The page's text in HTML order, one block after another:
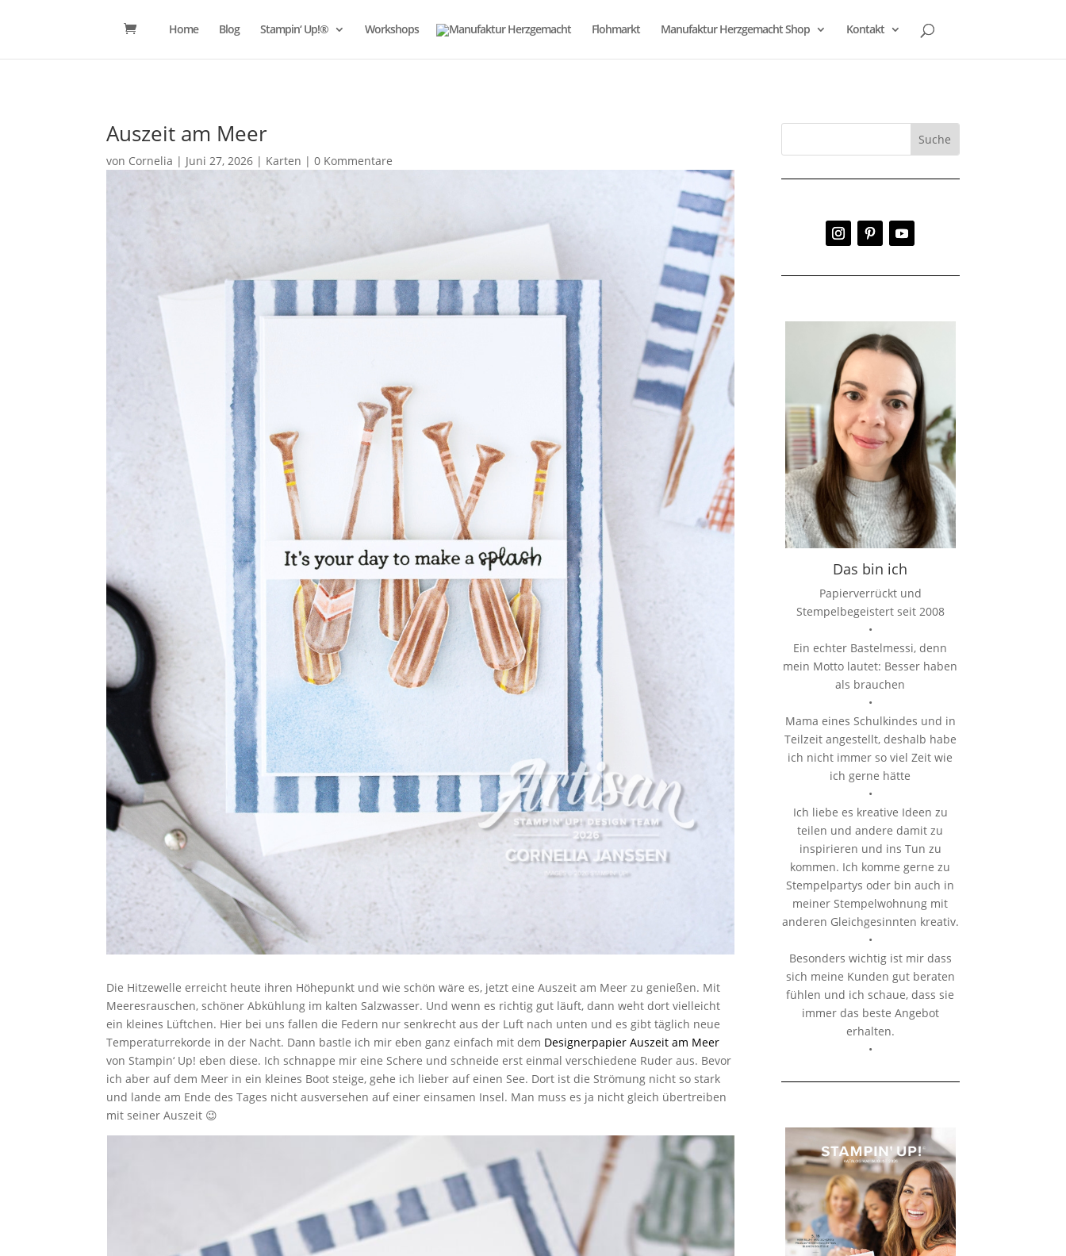
Home Blog Stampin‘ Up!® Workshops Flohmarkt Manufaktur Herzgemacht Shop Kontakt
Auszeit am Meer
von Cornelia | Juni 27, 2026 | Karten |0 Kommentare
Die Hitzewelle erreicht heute ihren Höhepunkt und wie schön wäre es, jetzt eine Auszeit am Meer zu genießen. Mit
Meeresrauschen, schöner Abkühlung im kalten Salzwasser. Und wenn es richtig gut läuft, dann weht dort vielleicht
ein kleines Lüftchen. Hier bei uns fallen die Federn nur senkrecht aus der Luft nach unten und es gibt täglich neue
Temperaturrekorde in der Nacht. Dann bastle ich mir eben ganz einfach mit dem Designerpapier Auszeit am Meer
von Stampin‘ Up! eben diese. Ich schnappe mir eine Schere und schneide erst einmal verschiedene Ruder aus. Bevor
ich aber auf dem Meer in ein kleines Boot steige, gehe ich lieber auf einen See. Dort ist die Strömung nicht so stark
und lande am Ende des Tages nicht ausversehen auf einer einsamen Insel. Man muss es ja nicht gleich übertreiben
mit seiner Auszeit 😉
Das bin ich
Papierverrückt und
Stempelbegeistert seit 2008
•
Ein echter Bastelmessi, denn
mein Motto lautet: Besser haben
als brauchen
•
Mama eines Schulkindes und in
Teilzeit angestellt, deshalb habe
ich nicht immer so viel Zeit wie
ich gerne hätte
•
Ich liebe es kreative Ideen zu
teilen und andere damit zu
inspirieren und ins Tun zu
kommen. Ich komme gerne zu
Stempelpartys oder bin auch in
meiner Stempelwohnung mit
anderen Gleichgesinnten kreativ.
•
Besonders wichtig ist mir dass
sich meine Kunden gut beraten
fühlen und ich schaue, dass sie
immer das beste Angebot
erhalten.
•